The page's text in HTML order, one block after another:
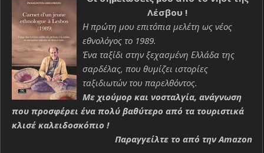
Λέσβου !
Η πρώτη μου επιτόπια μελέτη ως νέος
εθνολόγος το 1989.
Ένα ταξίδι στην ξεχασμένη Ελλάδα της
σαρδέλας, που θυμίζει ιστορίες
ταξιδιωτών του παρελθόντος.
Με χιούμορ και νοσταλγία, ανάγνωση
που προσφέρει ένα πολύ βαθύτερο από τα τουριστικά
κλισέ καλειδοσκόπιο !
Παραγγείλτε το από την Amazon